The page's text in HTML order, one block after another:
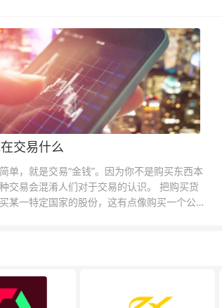
交易什么
单，就是交易“金钱”。因为你不是购买东西本
交易会混淆人们对于交易的认识。 把购买货
某一特定国家的股份，这有点像购买一个公司